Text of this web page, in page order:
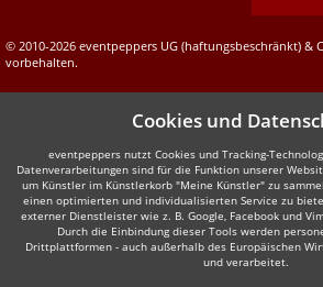
© 2010-2026 eventpeppers UG (haftungsbeschränkt) &
vorbehalten.
Cookies und
eventpeppers nutzt Cookies und Tracking-
Datenverarbeitungen sind für die Funktion unserer
um Künstler im Künstlerkorb "Meine Künstler" zu
einen optimierten und individualisierten Service zu
externer Dienstleister wie z. B. Google, Facebook und
Durch die Einbindung dieser Tools werden
Drittplattformen - auch außerhalb des Europäischen
und verarbeitet.